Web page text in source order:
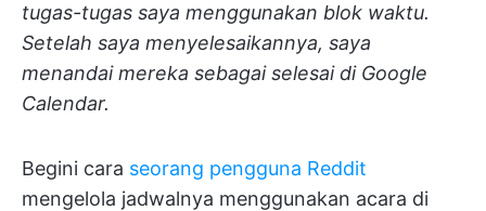
tugas-tugas saya menggunakan blok waktu.
Setelah saya menyelesaikannya, saya
menandai mereka sebagai selesai di Google
Calendar.
Begini cara seorang pengguna Reddit
mengelola jadwalnya menggunakan acara di